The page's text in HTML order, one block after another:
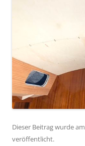
Dieser Beitrag wurde am
veröffentlicht.